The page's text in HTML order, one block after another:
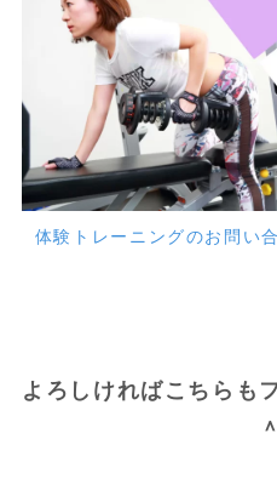
体験トレーニングのお問い
よろしければこちらも
＾